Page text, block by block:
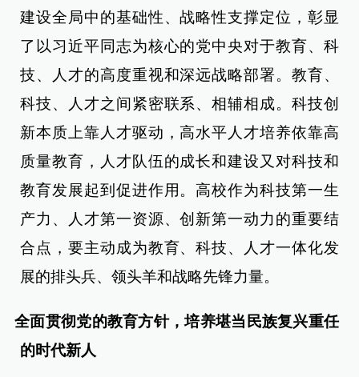
建设全局中的基础性、战略性支撑定位，彰显
了以习近平同志为核心的党中央对于教育、科
技、人才的高度重视和深远战略部署。教育、
科技、人才之间紧密联系、相辅相成。科技创
新本质上靠人才驱动，高水平人才培养依靠高
质量教育，人才队伍的成长和建设又对科技和
教育发展起到促进作用。高校作为科技第一生
产力、人才第一资源、创新第一动力的重要结
合点，要主动成为教育、科技、人才一体化发
展的排头兵、领头羊和战略先锋力量。
全面贯彻党的教育方针，培养堪当民族复兴重任
的时代新人